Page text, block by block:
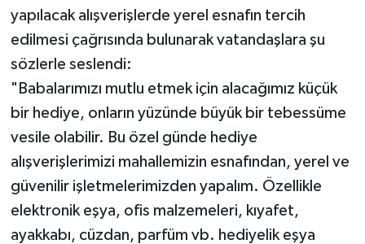
yapılacak alışverişlerde yerel esnafın tercih
edilmesi çağrısında bulunarak vatandaşlara şu
sözlerle seslendi:
"Babalarımızı mutlu etmek için alacağımız küçük
bir hediye, onların yüzünde büyük bir tebessüme
vesile olabilir. Bu özel günde hediye
alışverişlerimizi mahallemizin esnafından, yerel ve
güvenilir işletmelerimizden yapalım. Özellikle
elektronik eşya, ofis malzemeleri, kıyafet,
ayakkabı, cüzdan, parfüm vb. hediyelik eşya